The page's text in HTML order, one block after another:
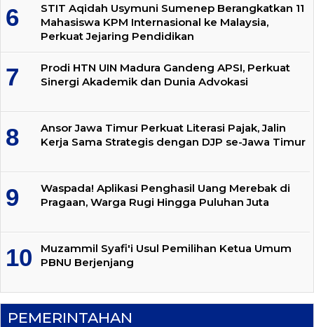
STIT Aqidah Usymuni Sumenep Berangkatkan 11
Mahasiswa KPM Internasional ke Malaysia,
Perkuat Jejaring Pendidikan
Prodi HTN UIN Madura Gandeng APSI, Perkuat
Sinergi Akademik dan Dunia Advokasi
Ansor Jawa Timur Perkuat Literasi Pajak, Jalin
Kerja Sama Strategis dengan DJP se-Jawa Timur
Waspada! Aplikasi Penghasil Uang Merebak di
Pragaan, Warga Rugi Hingga Puluhan Juta
Muzammil Syafi'i Usul Pemilihan Ketua Umum
PBNU Berjenjang
PEMERINTAHAN